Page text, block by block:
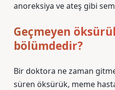
anoreksiya ve ateş gibi
Geçmeyen
bölümdedir?
Bir doktora ne zaman
süren öksürük, meme